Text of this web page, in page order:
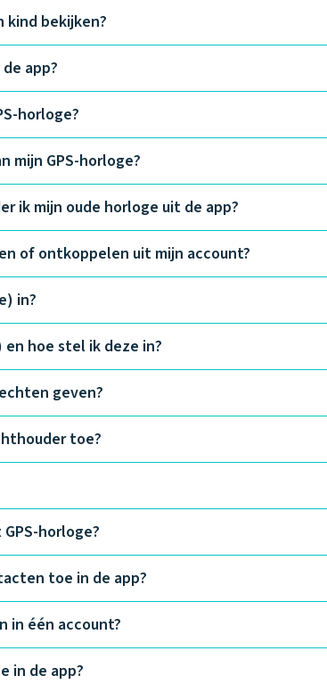
kind bekijken?
app?
horloge?
mijn GPS-horloge?
ik mijn oude horloge uit de app?
of ontkoppelen uit mijn account?
in?
hoe stel ik deze in?
geven?
toe?
horloge?
toe in de app?
in één account?
in de app?